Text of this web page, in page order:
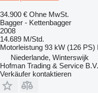
34.900 € Ohne MwSt.
Bagger - Kettenbagger
2008
14.689 M/Std.
Motorleistung 93 kW (126 PS)
Niederlande, Winterswijk
Hofman Trading & Service B.V.
Verkäufer kontaktieren